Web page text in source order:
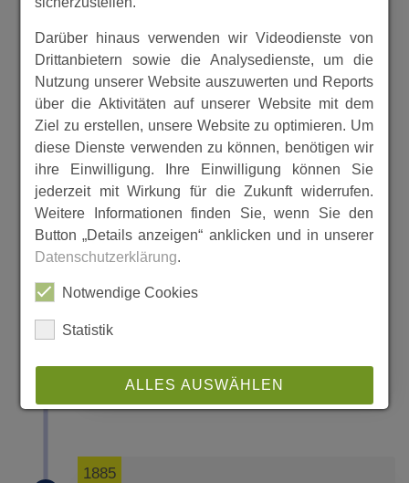
Recess Zusammenführung 1888 von
Wolfgang Eberth,Reinkarten aus dem
1885
Darüber hinaus verwenden wir Videodienste von
Drittanbietern sowie die Analysedienste, um die
Nutzung unserer Website auszuwerten und Reports
über die Aktivitäten auf unserer Website mit dem
Ziel zu erstellen, unsere Website zu optimieren. Um
diese Dienste verwenden zu können, benötigen wir
ihre Einwilligung. Ihre Einwilligung können Sie
jederzeit mit Wirkung für die Zukunft widerrufen.
Weitere Informationen finden Sie, wenn Sie den
Button „Details anzeigen“ anklicken und in unserer
Datenschutzerklärung.
Notwendige Cookies
Statistik
ALLES AUSWÄHLEN